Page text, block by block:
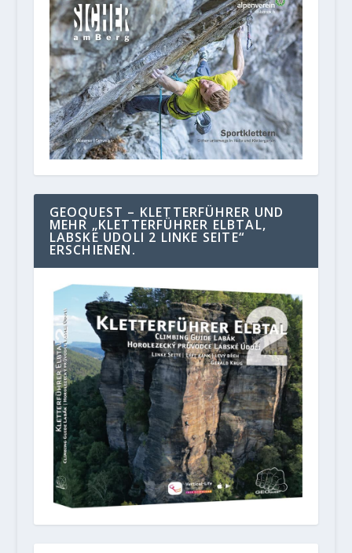
GEOQUEST – KLETTERFÜHRER UND
MEHR „KLETTERFÜHRER ELBTAL,
LABSKE UDOLI 2 LINKE SEITE“
ERSCHIENEN.